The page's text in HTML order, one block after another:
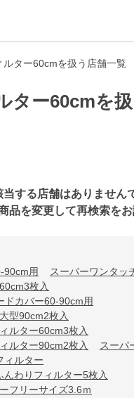
ター60cmを扱う店舗一覧
ター60cmを
当する店舗はありません
品を変更して再検索を
90cm用
スーパーワンタッ
枚入
ドカバー60-90cm用
型90cm2枚入
ルター60cm3枚入
ルター90cm2枚入
スーパ
ィルター
わりフィルター5枚入
フリーサイズ3.6ｍ